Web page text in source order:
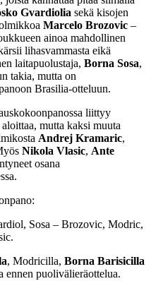
Gvardiolia sekä kisojen
Marcelo Brozovic –
ainoa mahdollinen
lihasvammasta eikä
laitapuolustaja, Borna Sosa,
takia, mutta on
Brasilia-otteluun.
liittyy
aloittaa, mutta kaksi muuta
Andrej Kramaric,
Nikola Vlasic, Ante
osana
Sosa – Brozovic, Modric,
, Modricilla, Borna Barisicilla
puolivälieräottelua.